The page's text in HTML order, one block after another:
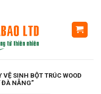
SINH BỘT TRÚC WOOD
ĐÀ NẴNG”